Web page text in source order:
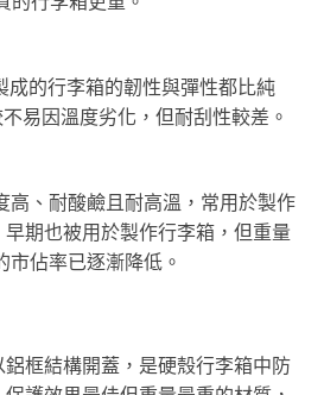
成的行李箱的韌性與彈性都比純
易因溫度劣化，但耐刮性較差。
高、耐酸鹼且耐高溫，常用於製作
期也被用於製作行李箱，但重量
市佔率已逐漸降低。
框結構開蓋，是硬殼行李箱中防